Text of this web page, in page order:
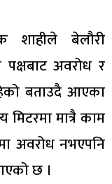
शाहीले बेलौरी
पक्षबाट अवरोध र
बताउदै आएका
मात्रै काम
अवरोध नभएपनि
छ ।